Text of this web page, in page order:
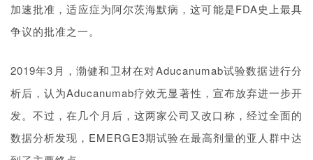
首
页
药
资
视
加速批准，适应症为阿尔茨海默病，这可能是FDA史上最具
争议的批准之一。
2019年3月，渤健和卫材在对Aducanumab试验数据进行分
析后，认为Aducanumab疗效无显著性，宣布放弃进一步开
发。不过，在几个月后，这两家公司又改口称，经过全面的
数据分析发现，EMERGE3期试验在最高剂量的亚人群中达